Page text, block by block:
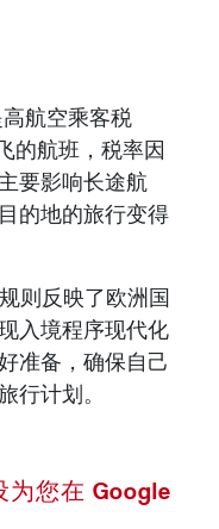
航空乘客税
的航班，税率因
要影响长途航
的地的旅行变得
则反映了欧洲国
入境程序现代化
准备，确保自己
行计划。
为您在 Google